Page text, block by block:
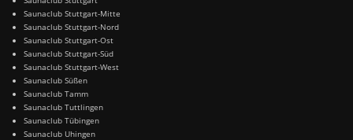
Saunaclub Stuttgart-Mitte
Saunaclub Stuttgart-Nord
Saunaclub Stuttgart-Ost
Saunaclub Stuttgart-Süd
Saunaclub Stuttgart-West
Saunaclub Süßen
Saunaclub Tamm
Saunaclub Tuttlingen
Saunaclub Tübingen
Saunaclub Uhingen